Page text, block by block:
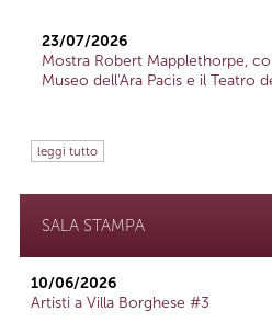
23/07/2026
Mostra Robert Mapplethorpe,
Museo dell'Ara Pacis e il Teatro
leggi tutto
SALA STAMPA
10/06/2026
Artisti a Villa Borghese #3